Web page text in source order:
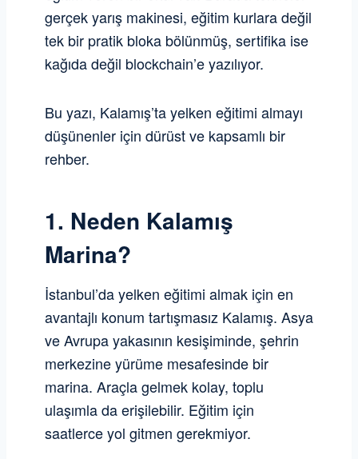
gerçek yarış makinesi, eğitim kurlara değil
tek bir pratik bloka bölünmüş, sertifika ise
kağıda değil blockchain’e yazılıyor.
Bu yazı, Kalamış’ta yelken eğitimi almayı
düşünenler için dürüst ve kapsamlı bir
rehber.
1. Neden Kalamış
Marina?
İstanbul’da yelken eğitimi almak için en
avantajlı konum tartışmasız Kalamış. Asya
ve Avrupa yakasının kesişiminde, şehrin
merkezine yürüme mesafesinde bir
marina. Araçla gelmek kolay, toplu
ulaşımla da erişilebilir. Eğitim için
saatlerce yol gitmen gerekmiyor.